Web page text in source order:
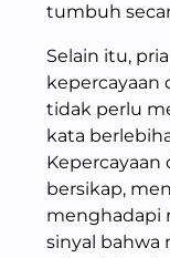
tumbuh
Selain itu,
kepercayaan
tidak perlu
kata
Kepercayaan
bersikap,
menghadapi
sinyal bahwa